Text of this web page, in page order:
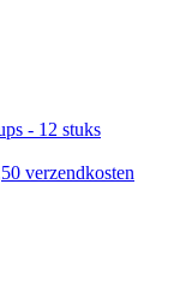
- 12 stuks
verzendkosten